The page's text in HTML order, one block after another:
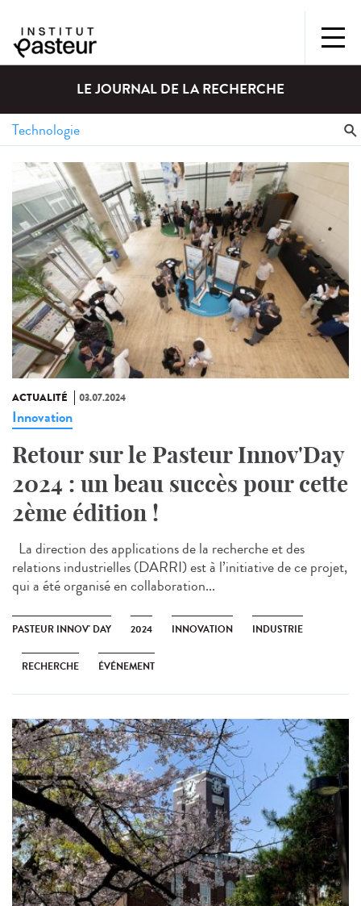
LE JOURNAL DE LA RECHERCHE
ACTUALITÉ 03.07.2024
Innovation
Retour sur le Pasteur Innov'Day
2024 : un beau succès pour cette
2ème édition !
La direction des applications de la recherche et des
relations industrielles (DARRI) est à l’initiative de ce projet,
qui a été organisé en collaboration...
PASTEUR INNOV' DAY 2024 INNOVATION INDUSTRIE
RECHERCHE ÉVÉNEMENT